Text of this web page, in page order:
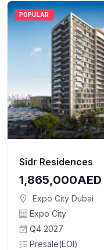
POPULAR
Sidr Residences
1,865,000AED
Expo City Dubai
Expo City
Q4 2027
Presale(EOI)